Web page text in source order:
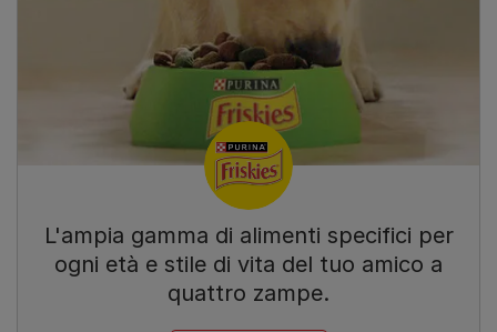
L'ampia gamma di alimenti specifici per
ogni età e stile di vita del tuo amico a
quattro zampe.